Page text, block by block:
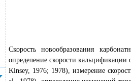
Скорость новообразования
определение скорости
Kinsey, 1976; 1978), измерение